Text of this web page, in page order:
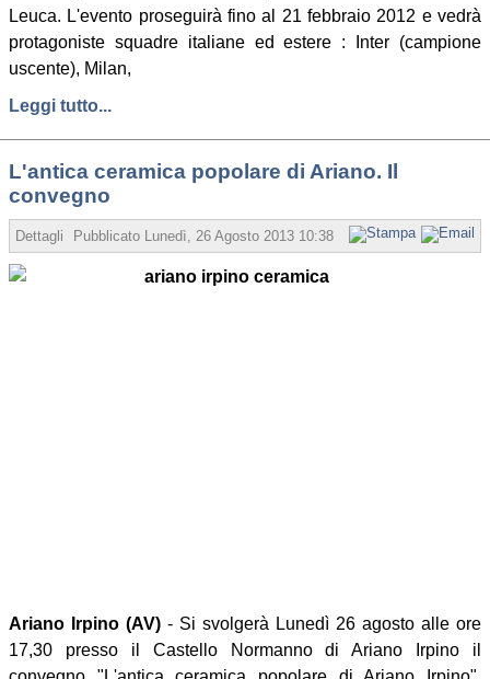
Leuca. L'evento proseguirà fino al 21 febbraio 2012 e vedrà
protagoniste squadre italiane ed estere : Inter (campione
uscente), Milan,
Leggi tutto...
L'antica ceramica popolare di Ariano. Il
convegno
Dettagli Pubblicato Lunedì, 26 Agosto 2013 10:38 Scritto da
Ariano Irpino (AV) - Si svolgerà Lunedì 26 agosto alle ore
17,30 presso il Castello Normanno di Ariano Irpino il